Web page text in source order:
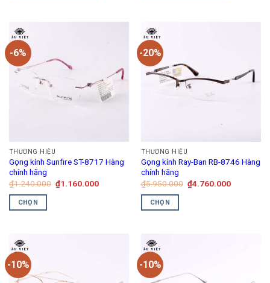
-6%
THƯƠNG HIỆU
Gọng kính Sunfire ST-8717 Hàng
chính hãng
₫1.240.000 Giá
gốc
₫1.160.000Giá
CHỌN
này
có
nhiều
biến
-20%
THƯƠNG HIỆU
Gọng kính Ray-Ban RB-8746 Hàng
chính hãng
₫5.950.000 Giá
gốc
₫4.760.000Giá
CHỌN
này
có
nhiều
biến
-10% -10%